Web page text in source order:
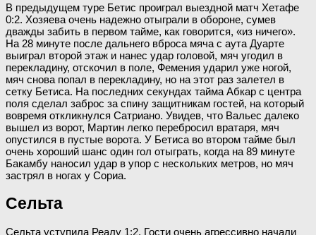
В предыдущем туре Бетис проиграл выездной матч Хетафе
0:2. Хозяева очень надежно отыграли в обороне, сумев
дважды забить в первом тайме, как говорится, «из ничего».
На 28 минуте после дальнего вброса мяча с аута Дуарте
выиграл второй этаж и нанес удар головой, мяч угодил в
перекладину, отскочил в поле, Фемения ударил уже ногой,
мяч снова попал в перекладину, но на этот раз залетел в
сетку Бетиса. На последних секундах тайма Абкар с центра
поля сделал заброс за спину защитникам гостей, на который
вовремя откликнулся Сатриано. Увидев, что Вальес далеко
вышел из ворот, Мартин легко перебросил вратаря, мяч
опустился в пустые ворота. У Бетиса во втором тайме был
очень хороший шанс один гол отыграть, когда на 89 минуте
Бакамбу наносил удар в упор с нескольких метров, но мяч
застрял в ногах у Сориа.
Сельта
Сельта уступила Реалу 1:2. Гости очень агрессивно начали